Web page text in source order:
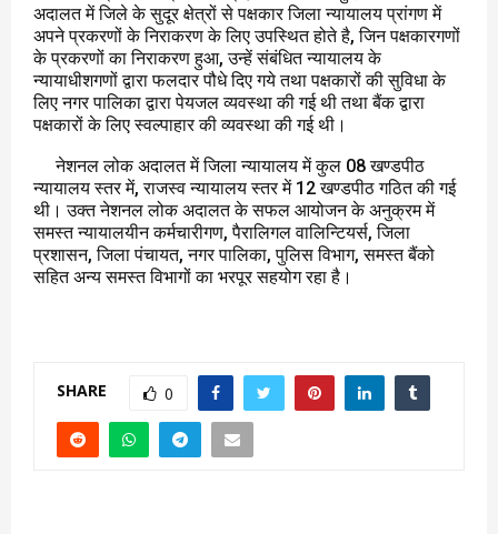
अदालत में जिले के सुदूर क्षेत्रों से पक्षकार जिला न्यायालय प्रांगण में
अपने प्रकरणों के निराकरण के लिए उपस्थित होते है, जिन पक्षकारगणों
के प्रकरणों का निराकरण हुआ, उन्हें संबंधित न्यायालय के
न्यायाधीशगणों द्वारा फलदार पौधे दिए गये तथा पक्षकारों की सुविधा के
लिए नगर पालिका द्वारा पेयजल व्यवस्था की गई थी तथा बैंक द्वारा
पक्षकारों के लिए स्वल्पाहार की व्यवस्था की गई थी।
नेशनल लोक अदालत में जिला न्यायालय में कुल 08 खण्डपीठ
न्यायालय स्तर में, राजस्व न्यायालय स्तर में 12 खण्डपीठ गठित की गई
थी। उक्त नेशनल लोक अदालत के सफल आयोजन के अनुक्रम में
समस्त न्यायालयीन कर्मचारीगण, पैरालिगल वालिन्टियर्स, जिला
प्रशासन, जिला पंचायत, नगर पालिका, पुलिस विभाग, समस्त बैंको
सहित अन्य समस्त विभागों का भरपूर सहयोग रहा है।
SHARE 0